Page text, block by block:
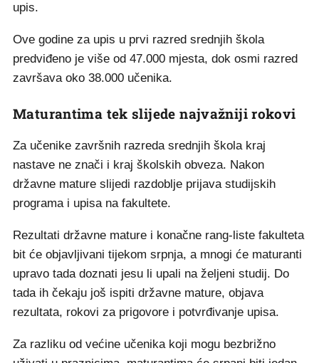
upis.
Ove godine za upis u prvi razred srednjih škola
predviđeno je više od 47.000 mjesta, dok osmi razred
završava oko 38.000 učenika.
Maturantima tek slijede najvažniji rokovi
Za učenike završnih razreda srednjih škola kraj
nastave ne znači i kraj školskih obveza. Nakon
državne mature slijedi razdoblje prijava studijskih
programa i upisa na fakultete.
Rezultati državne mature i konačne rang-liste fakulteta
bit će objavljivani tijekom srpnja, a mnogi će maturanti
upravo tada doznati jesu li upali na željeni studij. Do
tada ih čekaju još ispiti državne mature, objava
rezultata, rokovi za prigovore i potvrđivanje upisa.
Za razliku od većine učenika koji mogu bezbrižno